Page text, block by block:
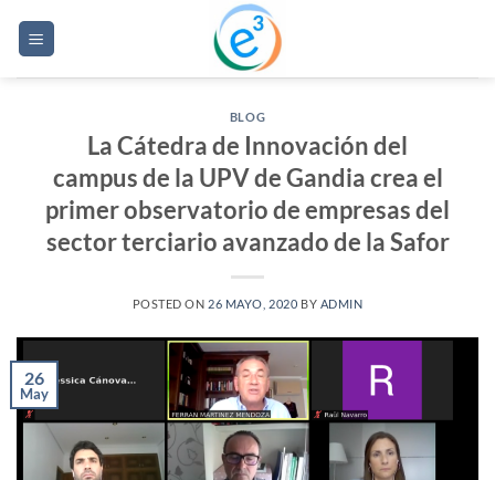
BLOG
La Cátedra de Innovación del
campus de la UPV de Gandia crea el
primer observatorio de empresas del
sector terciario avanzado de la Safor
POSTED ON 26 MAYO, 2020 BY ADMIN
26
May